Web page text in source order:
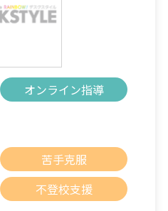
オンライン指導
苦手克服
不登校支援